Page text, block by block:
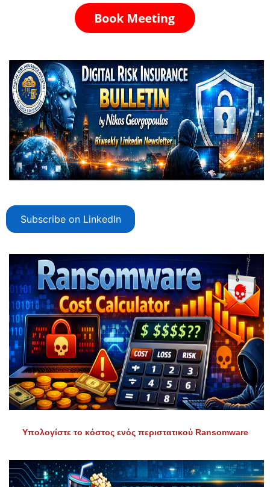
Subscribe on LinkedIn
Υπολογίστε το κόστος ενός περιστατικού Ransomware